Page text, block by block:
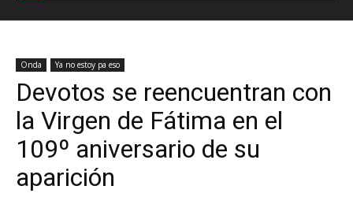
Onda Ya no estoy pa eso
Devotos se reencuentran con
la Virgen de Fátima en el
109º aniversario de su
aparición